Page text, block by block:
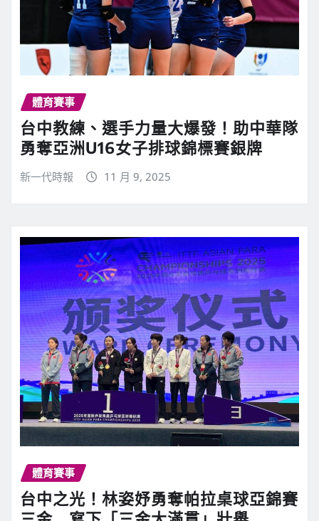
體育賽事
台中教練、選手力量大爆發！助中華隊
勇奪亞洲U16女子排球錦標賽銀牌
新一代時報 11 月 9, 2025
體育賽事
台中之光！林姿妤勇奪帕拉桌球亞錦賽